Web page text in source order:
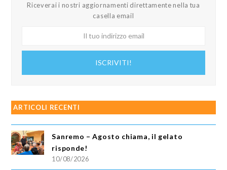
Riceverai i nostri aggiornamenti direttamente nella tua
casella email
ISCRIVITI!
ARTICOLI RECENTI
Sanremo – Agosto chiama, il gelato
risponde!
10/08/2026